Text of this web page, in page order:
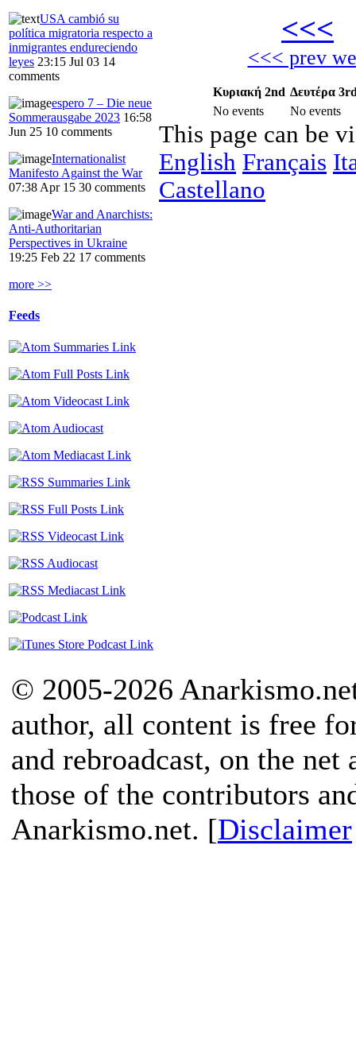
USA cambió su
política migratoria respecto a
inmigrantes endureciendo
leyes 23:15 Jul 03 14
comments
espero 7 – Die neue
Sommerausgabe 2023 16:58
Jun 25 10 comments
Internationalist
Manifesto Against the War
07:38 Apr 15 30 comments
War and Anarchists:
Anti-Authoritarian
Perspectives in Ukraine
19:25 Feb 22 17 comments
more >>
Feeds
<<<
<<< prev
Κυριακή 2nd Δευτέρα
No events
No events
This page can be
English Français
Castellano
© 2005-2026
author, all content is free
and rebroadcast, on the
those of the contributors
Anarkismo.net. [Disclaimer